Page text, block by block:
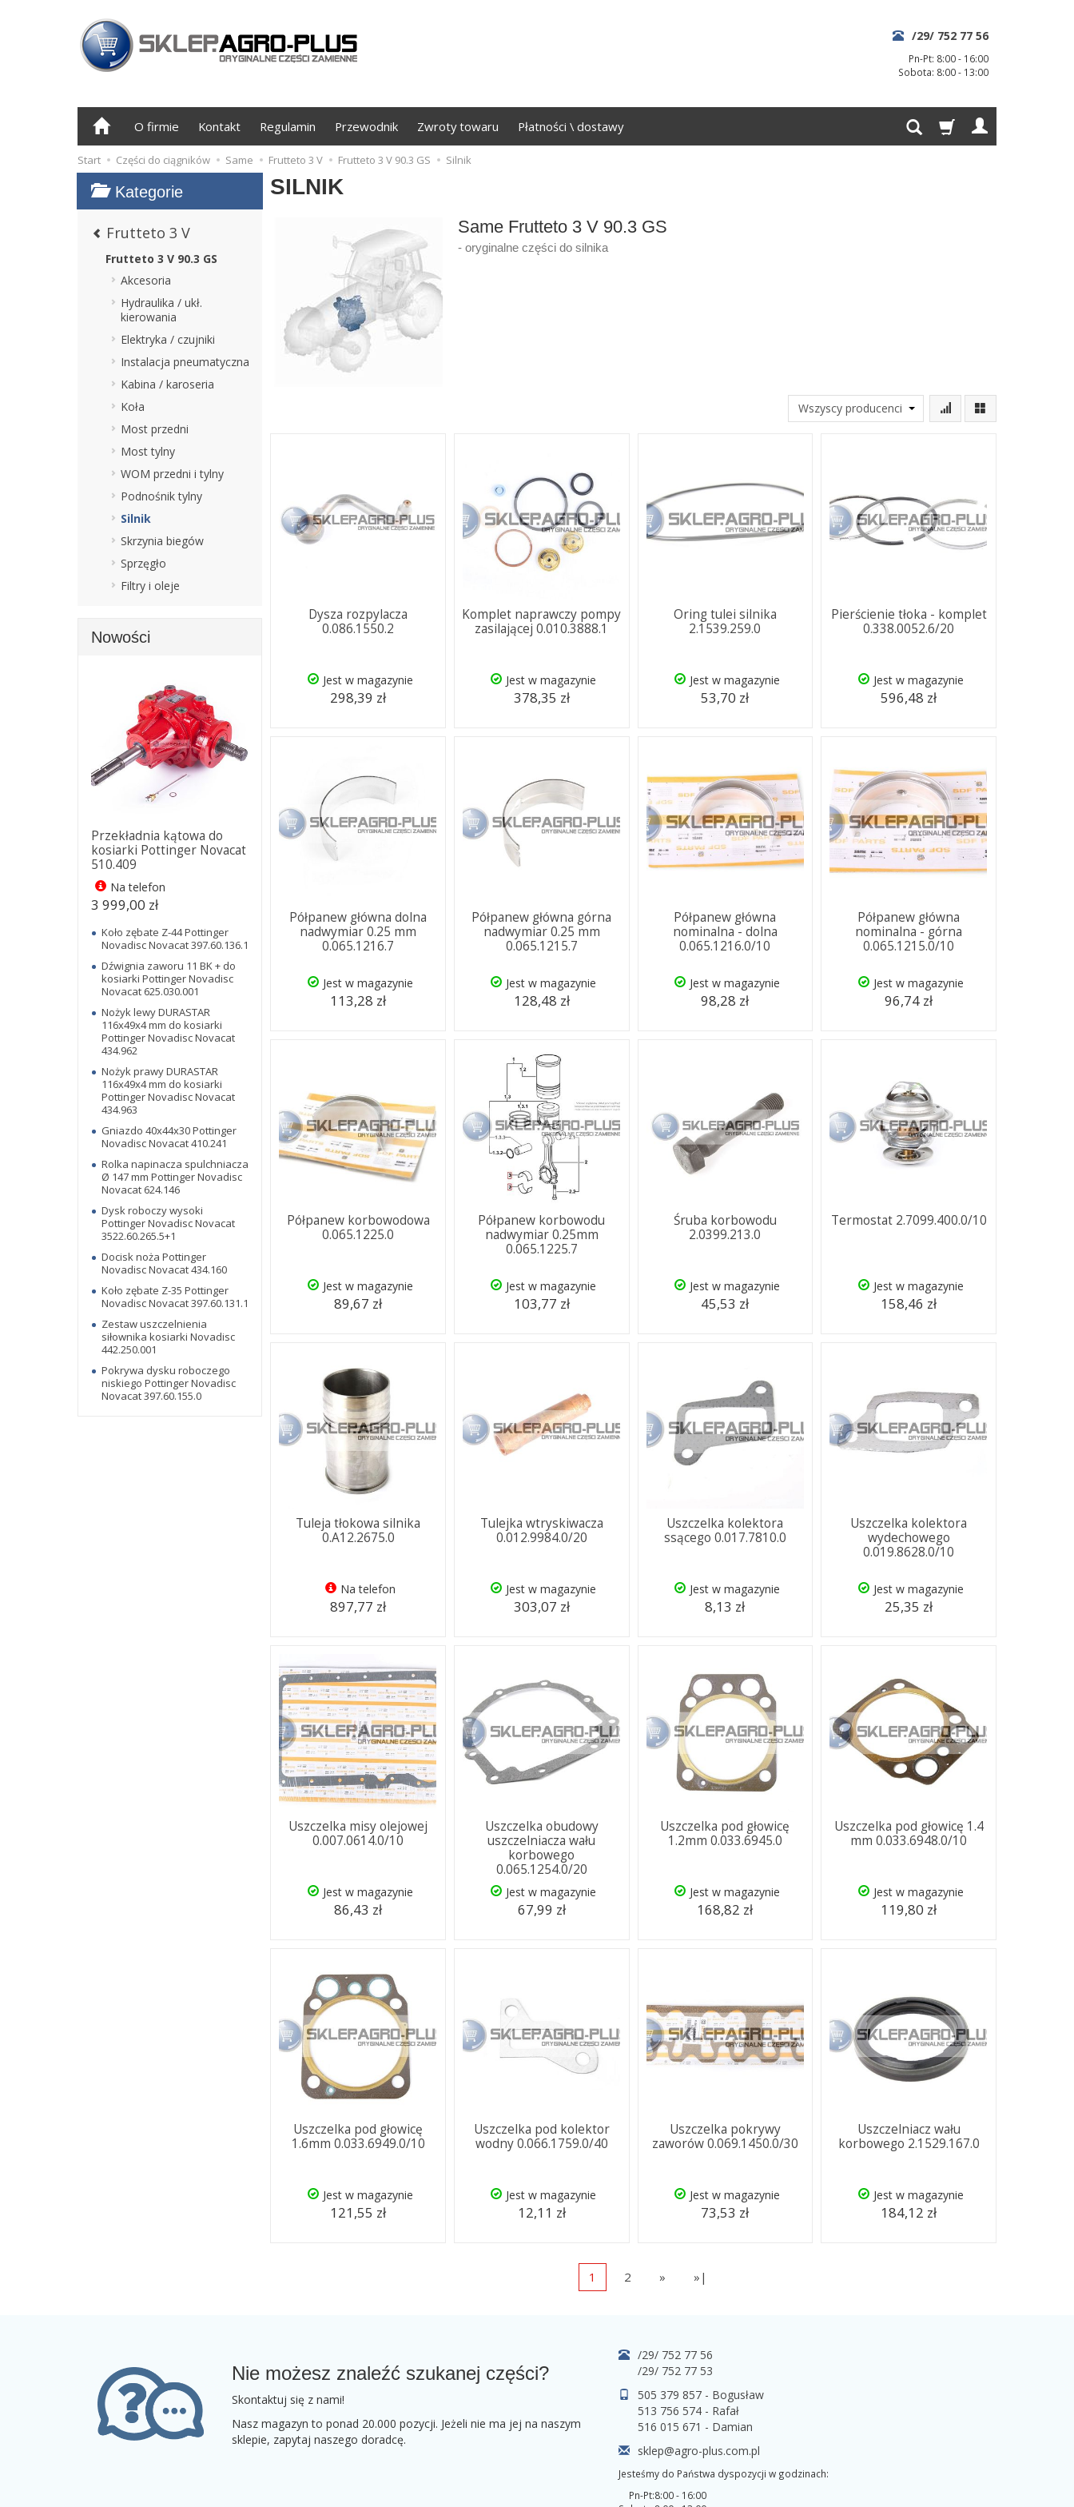
/29/ 752 77 56
Pn-Pt: 8:00 - 16:00
Sobota: 8:00 - 13:00
O firmie Kontakt Regulamin Przewodnik Zwroty towaru Płatności \ dostawy
Start Części do ciągników Same Frutteto 3 V Frutteto 3 V 90.3 GS Silnik
SILNIK
Same Frutteto 3 V 90.3 GS
- oryginalne części do silnika
Dysza rozpylacza
0.086.1550.2
Jest w magazynie
298,39 zł
Komplet naprawczy pompy
zasilającej 0.010.3888.1
Jest w magazynie
378,35 zł
Oring tulei silnika
2.1539.259.0
Jest w magazynie
53,70 zł
Pierścienie tłoka - komplet
0.338.0052.6/20
Jest w magazynie
596,48 zł
Półpanew główna dolna
nadwymiar 0.25 mm
0.065.1216.7
Jest w magazynie
113,28 zł
Półpanew główna górna
nadwymiar 0.25 mm
0.065.1215.7
Jest w magazynie
128,48 zł
Półpanew główna
nominalna - dolna
0.065.1216.0/10
Jest w magazynie
98,28 zł
Półpanew główna
nominalna - górna
0.065.1215.0/10
Jest w magazynie
96,74 zł
Półpanew korbowodowa
0.065.1225.0
Jest w magazynie
89,67 zł
Półpanew korbowodu
nadwymiar 0.25mm
0.065.1225.7
Jest w magazynie
103,77 zł
Śruba korbowodu
2.0399.213.0
Jest w magazynie
45,53 zł
Termostat 2.7099.400.0/10
Jest w magazynie
158,46 zł
Tuleja tłokowa silnika
0.A12.2675.0
Na telefon
897,77 zł
Tulejka wtryskiwacza
0.012.9984.0/20
Jest w magazynie
303,07 zł
Uszczelka kolektora
ssącego 0.017.7810.0
Jest w magazynie
8,13 zł
Uszczelka kolektora
wydechowego
0.019.8628.0/10
Jest w magazynie
25,35 zł
Uszczelka misy olejowej
0.007.0614.0/10
Jest w magazynie
86,43 zł
Uszczelka obudowy
uszczelniacza wału
korbowego
0.065.1254.0/20
Jest w magazynie
67,99 zł
Uszczelka pod głowicę
1.2mm 0.033.6945.0
Jest w magazynie
168,82 zł
Uszczelka pod głowicę 1.4
mm 0.033.6948.0/10
Jest w magazynie
119,80 zł
Uszczelka pod głowicę
1.6mm 0.033.6949.0/10
Jest w magazynie
121,55 zł
Uszczelka pod kolektor
wodny 0.066.1759.0/40
Jest w magazynie
12,11 zł
Uszczelka pokrywy
zaworów 0.069.1450.0/30
Jest w magazynie
73,53 zł
Uszczelniacz wału
korbowego 2.1529.167.0
Jest w magazynie
184,12 zł
1 2 » »|
Kategorie
Frutteto 3 V
Frutteto 3 V 90.3 GS
Akcesoria
Hydraulika / ukł.
kierowania
Elektryka / czujniki
Instalacja pneumatyczna
Kabina / karoseria
Koła
Most przedni
Most tylny
WOM przedni i tylny
Podnośnik tylny
Silnik
Skrzynia biegów
Sprzęgło
Filtry i oleje
Nowości
Przekładnia kątowa do
kosiarki Pottinger Novacat
510.409
Na telefon
3 999,00 zł
Koło zębate Z-44 Pottinger
Novadisc Novacat 397.60.136.1
Dźwignia zaworu 11 BK + do
kosiarki Pottinger Novadisc
Novacat 625.030.001
Nożyk lewy DURASTAR
116x49x4 mm do kosiarki
Pottinger Novadisc Novacat
434.962
Nożyk prawy DURASTAR
116x49x4 mm do kosiarki
Pottinger Novadisc Novacat
434.963
Gniazdo 40x44x30 Pottinger
Novadisc Novacat 410.241
Rolka napinacza spulchniacza
Ø 147 mm Pottinger Novadisc
Novacat 624.146
Dysk roboczy wysoki
Pottinger Novadisc Novacat
3522.60.265.5+1
Docisk noża Pottinger
Novadisc Novacat 434.160
Koło zębate Z-35 Pottinger
Novadisc Novacat 397.60.131.1
Zestaw uszczelnienia
siłownika kosiarki Novadisc
442.250.001
Pokrywa dysku roboczego
niskiego Pottinger Novadisc
Novacat 397.60.155.0
Nie możesz znaleźć szukanej części?
Skontaktuj się z nami!
Nasz magazyn to ponad 20.000 pozycji. Jeżeli nie ma jej na naszym
sklepie, zapytaj naszego doradcę.
/29/ 752 77 56
/29/ 752 77 53
505 379 857 - Bogusław
513 756 574 - Rafał
516 015 671 - Damian
sklep@agro-plus.com.pl
Jesteśmy do Państwa dyspozycji w godzinach:
Pn-Pt:8:00 - 16:00